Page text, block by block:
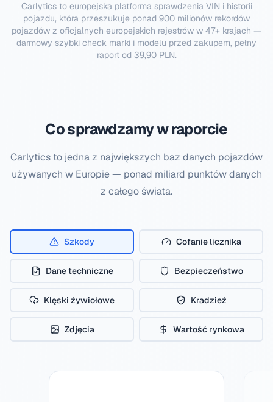
Carlytics to europejska platforma sprawdzenia VIN i historii
pojazdu, która przeszukuje ponad 900 milionów rekordów
pojazdów z oficjalnych europejskich rejestrów w 47+ krajach —
darmowy szybki check marki i modelu przed zakupem, pełny
raport od 39,90 PLN.
Co sprawdzamy w raporcie
Carlytics to jedna z największych baz danych pojazdów
używanych w Europie — ponad miliard punktów danych
z całego świata.
Szkody Cofanie licznika
Dane techniczne Bezpieczeństwo
Klęski żywiołowe Kradzież
Zdjęcia Wartość rynkowa